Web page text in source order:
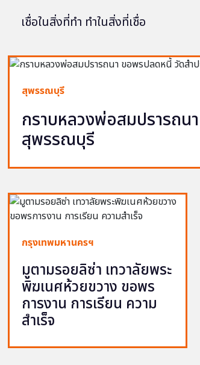
เชื่อในสิ่งที่ทำ ทำในสิ่งที่เชื่อ
สุพรรณบุรี
กราบหลวงพ่อสมปรารถน
สุพรรณบุรี
กรุงเทพมหานครฯ
มูตามรอยลิซ่า เทวาลัยพระ
พิฆเนศห้วยขวาง ขอพร
การงาน การเรียน ความ
สำเร็จ